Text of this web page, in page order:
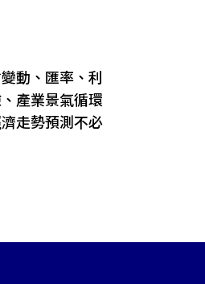
動、匯率、利
產業景氣循環
走勢預測不必